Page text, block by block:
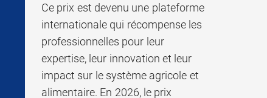
Ce prix est devenu une plateforme
internationale qui récompense les
professionnelles pour leur
expertise, leur innovation et leur
impact sur le système agricole et
alimentaire. En 2026, le prix